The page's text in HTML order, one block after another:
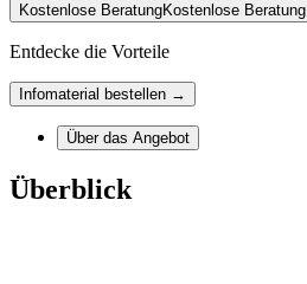
Kostenlose BeratungKostenlose Beratung
Entdecke die Vorteile
Infomaterial bestellen →
Über das Angebot
Überblick